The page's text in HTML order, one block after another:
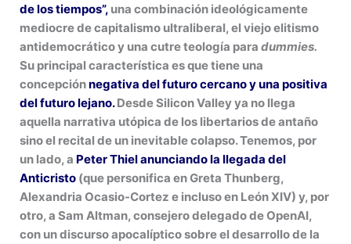
de los tiempos”, una combinación ideológicamente
mediocre de capitalismo ultraliberal, el viejo elitismo
antidemocrático y una cutre teología paradummies.
Su principal característica es que tiene una
concepciónnegativa del futuro cercano y una positiva
del futuro lejano.Desde Silicon Valley ya no llega
aquella narrativa utópica de los libertarios de antaño
sino el recital de un inevitable colapso. Tenemos, por
un lado, a Peter Thiel anunciando la llegada del
Anticristo (que personifica en Greta Thunberg,
Alexandria Ocasio-Cortez e incluso en León XIV) y, por
otro, a Sam Altman, consejero delegado de OpenAI,
con un discurso apocalíptico sobre el desarrollo de la